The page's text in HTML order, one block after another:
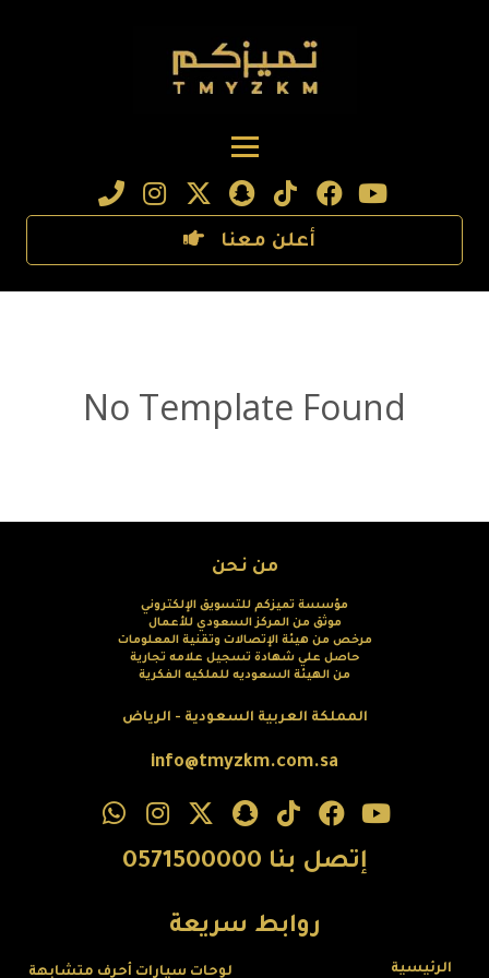
أعلن معنا
No Template Found
من نحن
مؤسسة تميزكم للتسويق الإلكتروني
موثق من المركز السعودي للأعمال
مرخص من هيئة الإتصالات وتقنية المعلومات
حاصل علي شهادة تسجيل علامه تجارية
من الهيئة السعوديه للملكيه الفكرية
المملكة العربية السعودية - الرياض
info@tmyzkm.com.sa
إتصل بنا 0571500000
روابط سريعة
الرئيسية لوحات سيارات أحرف متشابهة